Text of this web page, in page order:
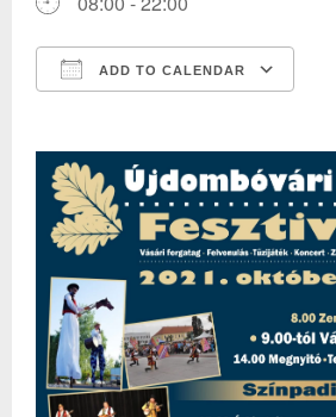
ADD TO CALENDAR